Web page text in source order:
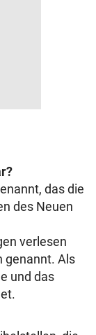
das die
des Neuen
verlesen
genannt. Als
und das